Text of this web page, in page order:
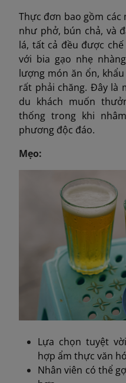
Thực đơn bao gồm các
như phở, bún chả, và
lá, tất cả đều được
với bia gạo nhẹ
lượng món ăn ổn,
rất phải chăng. Đây là
du khách muốn
thống trong khi
phương độc đáo.
Mẹo:
Lựa chọn tuyệt
hợp ẩm thực văn
Nhân viên có thể